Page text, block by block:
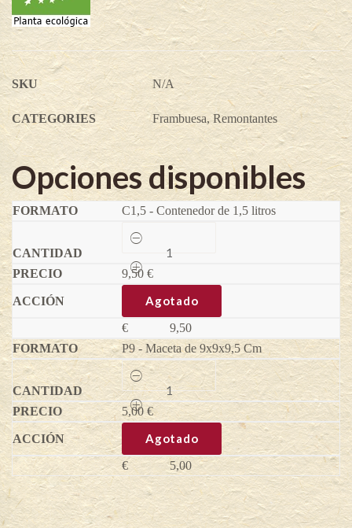
SKU N/A
CATEGORIES Frambuesa, Remontantes
Opciones disponibles
C1,5 - Contenedor de 1,5 litros
Frambuesa
Enrosadira®
Rubus
idaeus
quantity
9,50 €
Agotado
€
9,50
P9 - Maceta de 9x9x9,5 Cm
Frambuesa
Enrosadira®
-
Rubus
idaeus
quantity
5,00€
Agotado
€ 5,00